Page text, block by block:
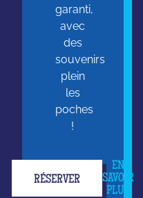
garanti,
avec
des
souvenirs
plein
les
poches
!
RÉSERVER
EN
SAVOIR
PLUS